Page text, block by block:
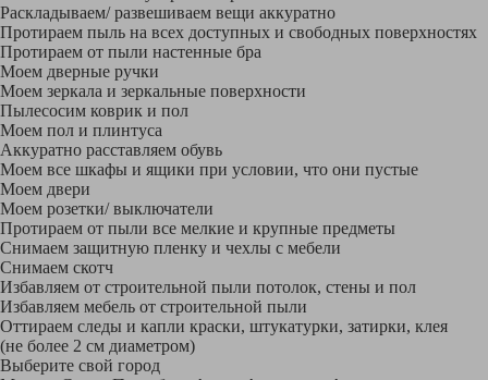
Раскладываем/ развешиваем вещи аккуратно
Протираем пыль на всех доступных и свободных поверхностях
Протираем от пыли настенные бра
Моем дверные ручки
Моем зеркала и зеркальные поверхности
Пылесосим коврик и пол
Моем пол и плинтуса
Аккуратно расставляем обувь
Моем все шкафы и ящики при условии, что они пустые
Моем двери
Моем розетки/ выключатели
Протираем от пыли все мелкие и крупные предметы
Снимаем защитную пленку и чехлы с мебели
Снимаем скотч
Избавляем от строительной пыли потолок, стены и пол
Избавляем мебель от строительной пыли
Оттираем следы и капли краски, штукатурки, затирки, клея
(не более 2 см диаметром)
Выберите свой город